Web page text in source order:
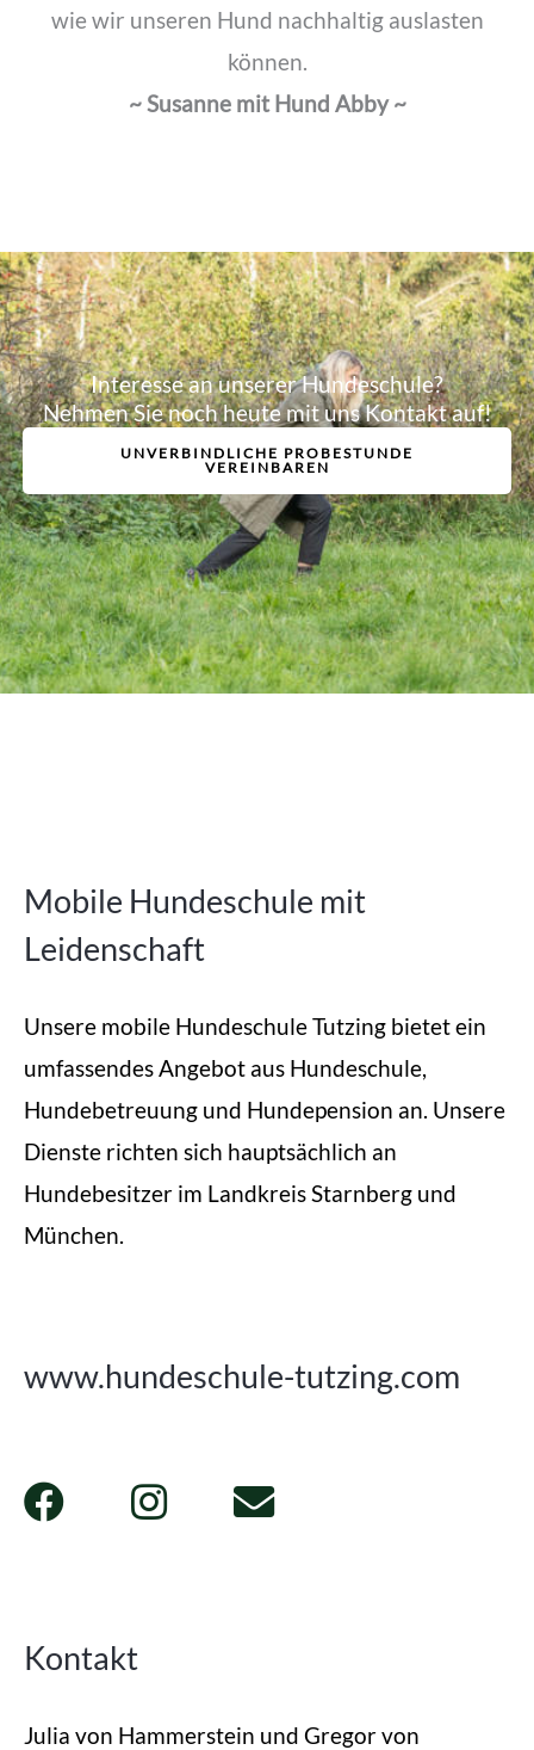
wie wir unseren Hund nachhaltig auslasten
können.
~ Susanne mit Hund Abby ~
Interesse an unserer Hundeschule?
Nehmen Sie noch heute mit uns Kontakt auf!
UNVERBINDLICHE PROBESTUNDE
VEREINBAREN
Mobile Hundeschule mit
Leidenschaft
Unsere mobile Hundeschule Tutzing bietet ein
umfassendes Angebot aus Hundeschule,
Hundebetreuung und Hundepension an. Unsere
Dienste richten sich hauptsächlich an
Hundebesitzer im Landkreis Starnberg und
München.
www.hundeschule-tutzing.com
Kontakt
Julia von Hammerstein und Gregor von